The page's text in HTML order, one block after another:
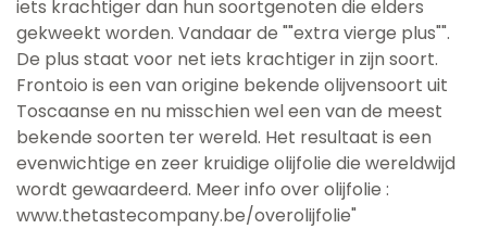
iets krachtiger dan hun soortgenoten die elders
gekweekt worden. Vandaar de ""extra vierge plus"".
De plus staat voor net iets krachtiger in zijn soort.
Frontoio is een van origine bekende olijvensoort uit
Toscaanse en nu misschien wel een van de meest
bekende soorten ter wereld. Het resultaat is een
evenwichtige en zeer kruidige olijfolie die wereldwijd
wordt gewaardeerd. Meer info over olijfolie :
www.thetastecompany.be/overolijfolie"